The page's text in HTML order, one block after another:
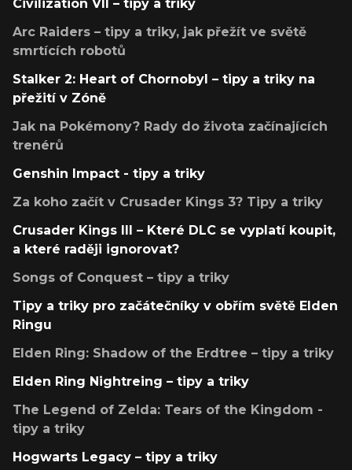
Civilization VII – tipy a triky
Arc Raiders – tipy a triky, jak přežít ve světě
smrtících robotů
Stalker 2: Heart of Chornobyl – tipy a triky na
přežití v Zóně
Jak na Pokémony? Rady do života začínajících
trenérů
Genshin Impact - tipy a triky
Za koho začít v Crusader Kings 3? Tipy a triky
Crusader Kings III – Které DLC se vyplatí koupit,
a které raději ignorovat?
Songs of Conquest – tipy a triky
Tipy a triky pro začátečníky v obřím světě Elden
Ringu
Elden Ring: Shadow of the Erdtree – tipy a triky
Elden Ring Nightreing – tipy a triky
The Legend of Zelda: Tears of the Kingdom -
tipy a triky
Hogwarts Legacy – tipy a triky